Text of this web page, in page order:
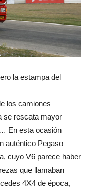
la estampa del
los camiones
se rescata mayor
En esta ocasión
auténtico Pegaso
cuyo V6 parece haber
que llamaban
4X4 de época,